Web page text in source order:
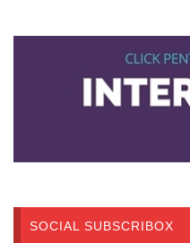
SOCIAL SUBSCRIBOX